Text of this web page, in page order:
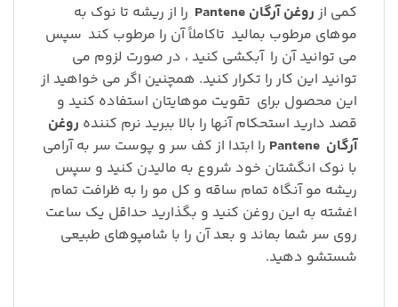
کمی از روغن آرگان Pantene را از ریشه تا نوک به
موهای مرطوب بمالید تاکاملاً آن را مرطوب کند سپس
می توانید آن را آبکشی کنید ، در صورت لزوم می
توانید این کار را تکرار کنید. همچنین اگر می خواهید از
این محصول برای تقویت موهایتان استفاده کنید و
قصد دارید استحکام آنها را بالا ببرید نرم کننده روغن
آرگان
را ابتدا از کف سر و پوست سر به آرامی
با نوک انگشتان خود شروع به مالیدن کنید و سپس
ریشه مو آنگاه تمام ساقه و کل مو را به ظرافت تمام
اغشته به این روغن کنید و بگذارید حداقل یک ساعت
روی سر شما بماند و بعد آن را با شامپوهای طبیعی
شستشو دهید.